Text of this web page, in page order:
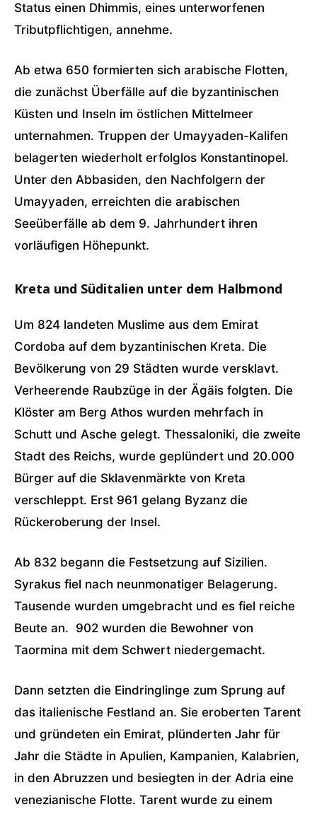
Status einen Dhimmis, eines unterworfenen
Tributpflichtigen, annehme.
Ab etwa 650 formierten sich arabische Flotten,
die zunächst Überfälle auf die byzantinischen
Küsten und Inseln im östlichen Mittelmeer
unternahmen. Truppen der Umayyaden-Kalifen
belagerten wiederholt erfolglos Konstantinopel.
Unter den Abbasiden, den Nachfolgern der
Umayyaden, erreichten die arabischen
Seeüberfälle ab dem 9. Jahrhundert ihren
vorläufigen Höhepunkt.
Kreta und Süditalien unter dem Halbmond
Um 824 landeten Muslime aus dem Emirat
Cordoba auf dem byzantinischen Kreta. Die
Bevölkerung von 29 Städten wurde versklavt.
Verheerende Raubzüge in der Ägäis folgten. Die
Klöster am Berg Athos wurden mehrfach in
Schutt und Asche gelegt. Thessaloniki, die zweite
Stadt des Reichs, wurde geplündert und 20.000
Bürger auf die Sklavenmärkte von Kreta
verschleppt. Erst 961 gelang Byzanz die
Rückeroberung der Insel.
Ab 832 begann die Festsetzung auf Sizilien.
Syrakus fiel nach neunmonatiger Belagerung.
Tausende wurden umgebracht und es fiel reiche
Beute an. 902 wurden die Bewohner von
Taormina mit dem Schwert niedergemacht.
Dann setzten die Eindringlinge zum Sprung auf
das italienische Festland an. Sie eroberten Tarent
und gründeten ein Emirat, plünderten Jahr für
Jahr die Städte in Apulien, Kampanien, Kalabrien,
in den Abruzzen und besiegten in der Adria eine
venezianische Flotte. Tarent wurde zu einem